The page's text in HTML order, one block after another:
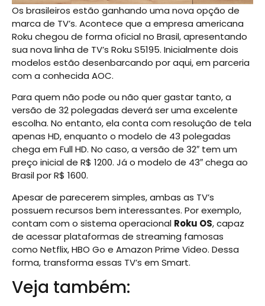
Os brasileiros estão ganhando uma nova opção de
marca de TV’s. Acontece que a empresa americana
Roku chegou de forma oficial no Brasil, apresentando
sua nova linha de TV’s Roku S5195. Inicialmente dois
modelos estão desenbarcando por aqui, em parceria
com a conhecida AOC.
Para quem não pode ou não quer gastar tanto, a
versão de 32 polegadas deverá ser uma excelente
escolha. No entanto, ela conta com resolução de tela
apenas HD, enquanto o modelo de 43 polegadas
chega em Full HD. No caso, a versão de 32″ tem um
preço inicial de R$ 1200. Já o modelo de 43″ chega ao
Brasil por R$ 1600.
Apesar de parecerem simples, ambas as TV’s
possuem recursos bem interessantes. Por exemplo,
contam com o sistema operacional Roku OS, capaz
de acessar plataformas de streaming famosas
como Netflix, HBO Go e Amazon Prime Video. Dessa
forma, transforma essas TV’s em Smart.
Veja também: